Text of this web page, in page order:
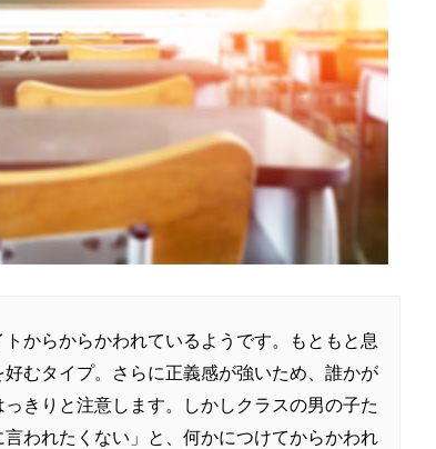
からからかわれているようです。もともと息
むタイプ。さらに正義感が強いため、誰かが
きりと注意します。しかしクラスの男の子た
われたくない」と、何かにつけてからかわれ